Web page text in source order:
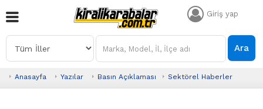
Giriş yap
Ara
Anasayfa Yazılar Basın Açıklaması Sektörel Haberler